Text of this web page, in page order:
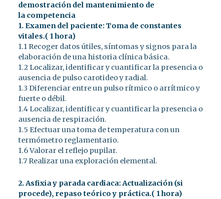
demostración del mantenimiento de
la competencia
1. Examen del paciente: Toma de constantes
vitales.( 1 hora)
1.1 Recoger datos útiles, síntomas y signos para la
elaboración de una historia clínica básica.
1.2 Localizar, identificar y cuantificar la presencia o
ausencia de pulso carotideo y radial.
1.3 Diferenciar entre un pulso rítmico o arrítmico y
fuerte o débil.
1.4 Localizar, identificar y cuantificar la presencia o
ausencia de respiración.
1.5 Efectuar una toma de temperatura con un
termómetro reglamentario.
1.6 Valorar el reflejo pupilar.
1.7 Realizar una exploración elemental.
2. Asfixia y parada cardiaca: Actualización (si
procede), repaso teórico y práctica.( 1 hora)